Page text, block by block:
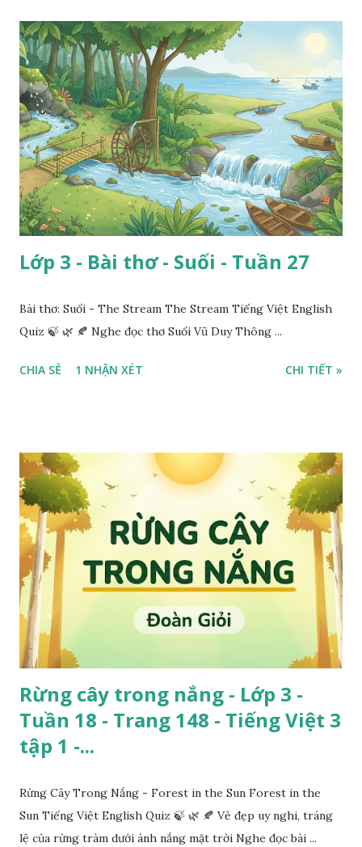
Lớp 3 - Bài thơ - Suối - Tuần 27
Bài thơ: Suối - The Stream The Stream Tiếng Việt English
Quiz 🍃 🌿 🍂 Nghe đọc thơ Suối Vũ Duy Thông ...
CHIA SẺ 1 NHẬN XÉT CHI TIẾT »
Rừng cây trong nắng - Lớp 3 -
Tuần 18 - Trang 148 - Tiếng Việt 3
tập 1 -...
Rừng Cây Trong Nắng - Forest in the Sun Forest in the
Sun Tiếng Việt English Quiz 🍃 🌿 🍂 Vẻ đẹp uy nghi, tráng
lệ của rừng tràm dưới ánh nắng mặt trời Nghe đọc bài ...